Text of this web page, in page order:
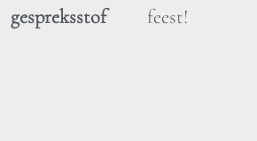
gespreksstof
feest!